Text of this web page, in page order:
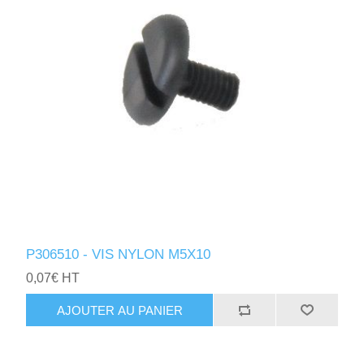
P306510 - VIS NYLON M5X10
0,07€ HT
AJOUTER AU PANIER